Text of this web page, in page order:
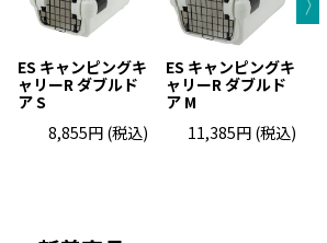
ラプレ
ES キャンピングキ
ャリーR ダブルド
ア S
8,855円 (税込)
ES キャンピングキ
ャリーR ダブルド
ア M
11,385円 (税込)